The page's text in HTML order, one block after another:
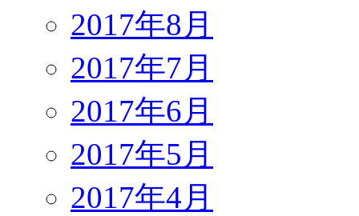
2017年8月
2017年7月
2017年6月
2017年5月
2017年4月